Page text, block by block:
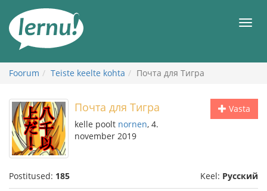
juurde
Foorum Teiste keelte kohta Почта для Тигра
Vasta
Почта для Тигра
kelle poolt nornen, 4.
november 2019
Postitused: 185 Keel: Русский